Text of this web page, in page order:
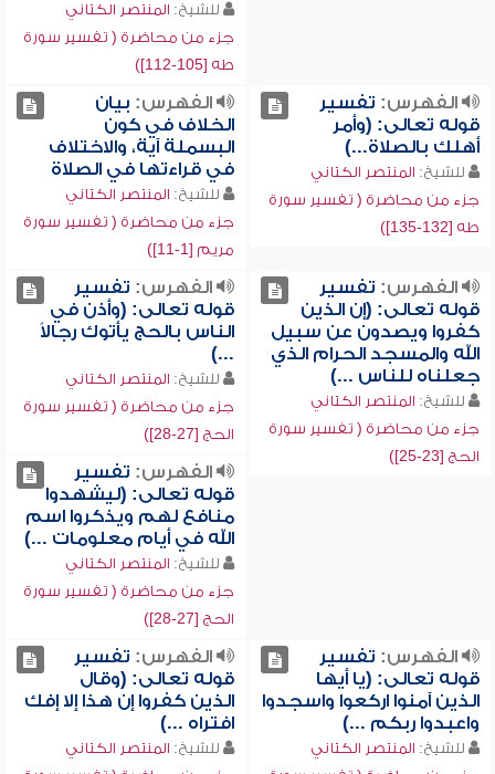
للشيخ: المنتصر الكتاني
جزء من محاضرة ( تفسير سورة
طه [105-112])
الفهرس: تفسير
قوله تعالى: (وأمر
أهلك بالصلاة...)
للشيخ: المنتصر الكتاني
جزء من محاضرة ( تفسير سورة
طه [132-135])
الفهرس: بيان
الخلاف في كون
البسملة آية، والاختلاف
في قراءتها في الصلاة
للشيخ: المنتصر الكتاني
جزء من محاضرة ( تفسير سورة
مريم [1-11])
الفهرس: تفسير
قوله تعالى: (إن الذين
كفروا ويصدون عن سبيل
الله والمسجد الحرام الذي
جعلناه للناس ...)
للشيخ: المنتصر الكتاني
جزء من محاضرة ( تفسير سورة
الحج [23-25])
الفهرس: تفسير
قوله تعالى: (وأذن في
الناس بالحج يأتوك رجالاً
...)
للشيخ: المنتصر الكتاني
جزء من محاضرة ( تفسير سورة
الحج [27-28])
الفهرس: تفسير
قوله تعالى: (ليشهدوا
منافع لهم ويذكروا اسم
الله في أيام معلومات ...)
للشيخ: المنتصر الكتاني
جزء من محاضرة ( تفسير سورة
الحج [27-28])
الفهرس: تفسير
قوله تعالى: (يا أيها
الذين آمنوا اركعوا واسجدوا
واعبدوا ربكم ...)
للشيخ: المنتصر الكتاني
الفهرس: تفسير
قوله تعالى: (وقال
الذين كفروا إن هذا إلا إفك
افتراه ...)
للشيخ: المنتصر الكتاني